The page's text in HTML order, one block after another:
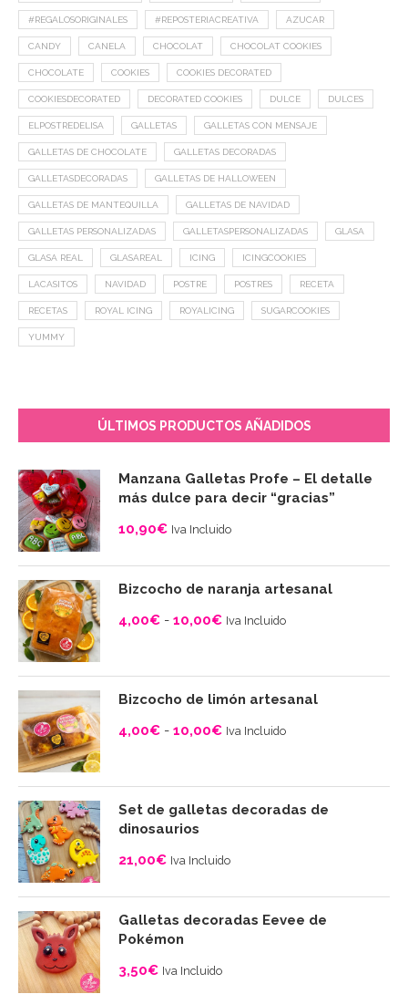
#REGALOSORIGINALES #REPOSTERIACREATIVA AZUCAR
CANDY CANELA CHOCOLAT CHOCOLAT COOKIES
CHOCOLATE COOKIES COOKIES DECORATED
COOKIESDECORATED DECORATED COOKIES DULCE DULCES
ELPOSTREDELISA GALLETAS GALLETAS CON MENSAJE
GALLETAS DE CHOCOLATE GALLETAS DECORADAS
GALLETASDECORADAS GALLETAS DE HALLOWEEN
GALLETAS DE MANTEQUILLA GALLETAS DE NAVIDAD
GALLETAS PERSONALIZADAS GALLETASPERSONALIZADAS GLASA
GLASA REAL GLASAREAL ICING ICINGCOOKIES
LACASITOS NAVIDAD POSTRE POSTRES RECETA
RECETAS ROYAL ICING ROYALICING SUGARCOOKIES
YUMMY
ÚLTIMOS PRODUCTOS AÑADIDOS
Manzana Galletas Profe – El detalle
más dulce para decir “gracias”
10,90€ Iva Incluido
Bizcocho de naranja artesanal
4,00€ - 10,00€
Rango
de
precios:
desde
4,00€
hasta
Iva Incluido
Bizcocho de limón artesanal
4,00€ - 10,00€
Rango
de
precios:
desde
4,00€
hasta
Iva Incluido
Set de galletas decoradas de
dinosaurios
21,00€ Iva Incluido
Galletas decoradas Eevee de
Pokémon
3,50€ Iva Incluido